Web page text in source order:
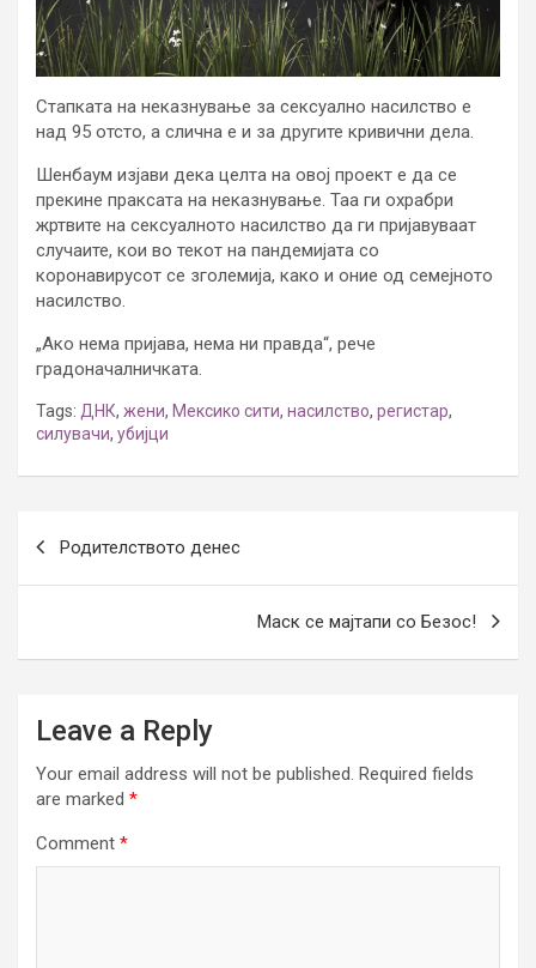
Стапката на неказнување за сексуално насилство е
над 95 отсто, а слична е и за другите кривични дела.
Шенбаум изјави дека целта на овој проект е да се
прекине праксата на неказнување. Таа ги охрабри
жртвите на сексуалното насилство да ги пријавуваат
случаите, кои во текот на пандемијата со
коронавирусот се зголемија, како и оние од семејното
насилство.
„Ако нема пријава, нема ни правда“, рече
градоначалничката.
Tags: ДНК, жени, Мексико сити, насилство, регистар,
силувачи, убијци
navigation
Родителството денес
Маск се мајтапи со Безос!
Leave a Reply
Your email address will not be published. Required fields
are marked *
Comment *